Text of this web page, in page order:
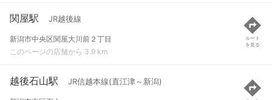
関屋駅 JR越後線
新潟市中央区関屋大川前２丁目
このページの店舗から 3.9 km
ルート
を見る
越後石山駅 JR信越本線(直江津～新潟)